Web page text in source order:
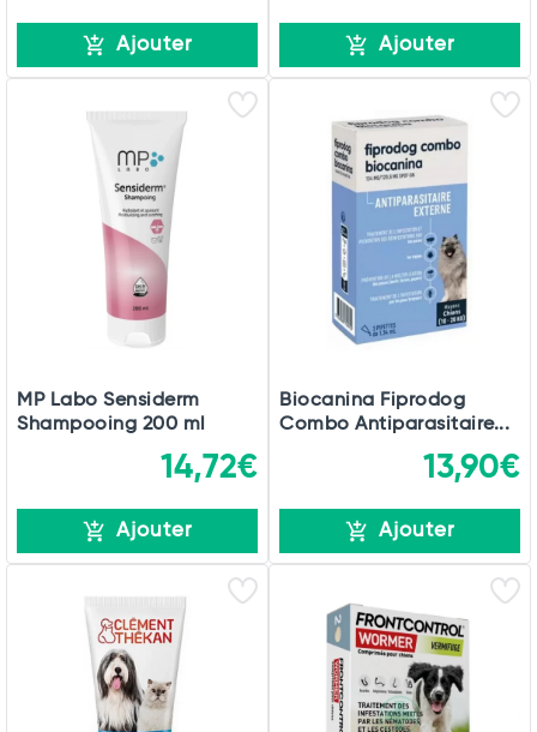
Ajouter Ajouter
MP Labo Sensiderm
Shampooing 200 ml
14,72€
Ajouter
Biocanina Fiprodog
Combo Antiparasitaire...
13,90€
Ajouter